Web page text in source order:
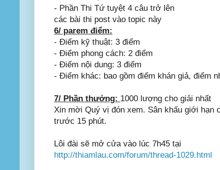
- Phần Thi Tứ tuyệt 4 câu trở lên
các bài thi post vào topic này
6/ parem điểm:
- Điểm kỹ thuật: 3 điểm
- Điểm phong cách: 2 điểm
- Điểm nội dung: 3 điểm
- Điểm khác: bao gồm điểm khán giả, điểm
7/ Phần thưởng: 1000 lượng cho giải nhất
Xin mời Quý vị đón xem. Sân khấu giới hạn
trước 15 phút.
Lôi đài sẽ mở cửa vào lúc 7h45 tại
http://thiamlau.com/forum/thread-1029.html